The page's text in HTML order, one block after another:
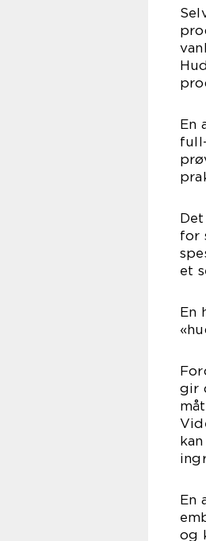
En
for
et
En
gir
En
og